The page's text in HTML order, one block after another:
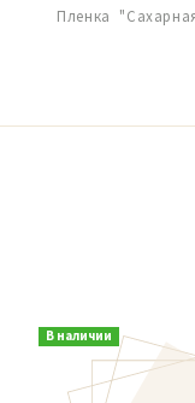
Пленка
В наличии